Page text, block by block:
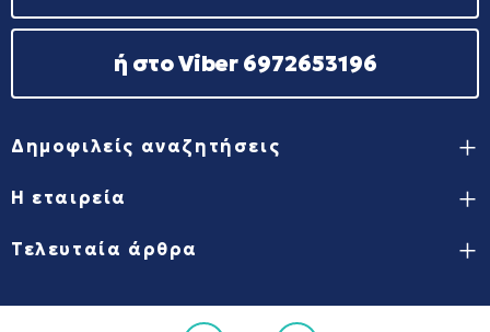
ή στο Viber 6972653196
Δημοφιλείς αναζητήσεις
Η εταιρεία
Τελευταία άρθρα